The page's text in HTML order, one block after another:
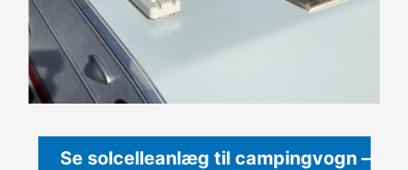
Se solcelleanlæg til campingvogn –